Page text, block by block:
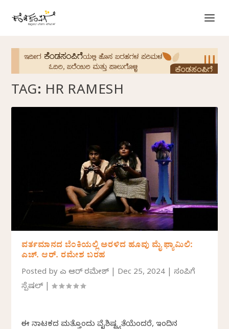
TAG: HR RAMESH
ವರ್ತಮಾನದ ಬೆಂಕಿಯಲ್ಲಿ ಅರಳಿದ ಹೂವು ಮೈ ಫ್ಯಾಮಿಲಿ:
ಎಚ್. ಆರ್. ರಮೇಶ ಬರಹ
Posted byಎಚ್ ಆರ್ ರಮೇಶ್ Dec 25, 2024 |ಸಂಪಿಗೆ
ಸ್ಪೆಷಲ್|
ಈ ನಾಟಕದ ಮತ್ತೊಂದು ವೈಶಿಷ್ಟ್ಯತೆಯೆಂದರೆ, ಇಂದಿನ